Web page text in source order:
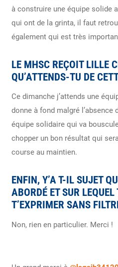
à construire une équipe solide
qui ont de la grinta, il faut
également qui est très
LE MHSC REÇOIT LILLE
QU’ATTENDS-TU DE
Ce dimanche j’attends une
donne à fond malgré l’absence
équipe solidaire qui va
chopper un bon résultat qui
course au maintien.
ENFIN, Y’A T-IL SUJET
ABORDÉ ET SUR
T’EXPRIMER SANS
Non, rien en particulier. Merci !